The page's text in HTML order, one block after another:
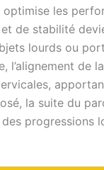
les
de stabilité
lourds ou
l’alignement de
la suite du
progressions